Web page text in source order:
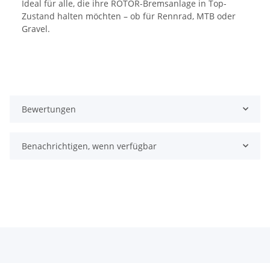
Ideal für alle, die ihre ROTOR-Bremsanlage in Top-
Zustand halten möchten – ob für Rennrad, MTB oder
Gravel.
Bewertungen
Benachrichtigen, wenn verfügbar